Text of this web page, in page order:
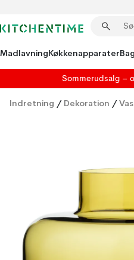
MadlavningKøkkenapparater
Sommerudsalg –
Indretning / Dekoration /